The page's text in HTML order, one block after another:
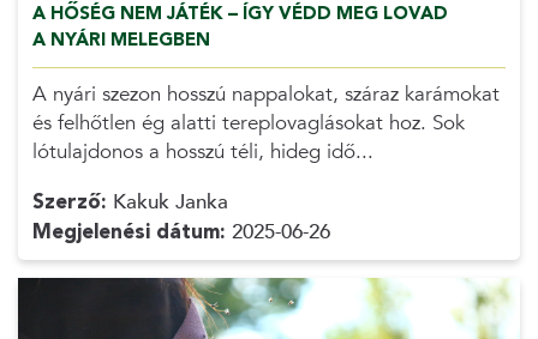
A HŐSÉG NEM JÁTÉK – ÍGY VÉDD MEG LOVAD
A NYÁRI MELEGBEN
A nyári szezon hosszú nappalokat, száraz karámokat
és felhőtlen ég alatti tereplovaglásokat hoz. Sok
lótulajdonos a hosszú téli, hideg idő...
Szerző: Kakuk Janka
Megjelenési dátum: 2025-06-26